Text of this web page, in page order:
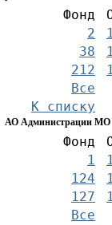
Фонд
2
38
212
Все
К списку
АО Администрации МО
Фонд
1
124
127
Все